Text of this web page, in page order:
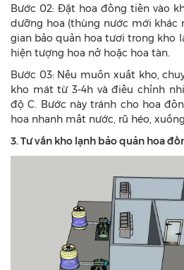
Bước 02: Đặt hoa đồng tiền vào
dưỡng hoa (thùng nước mới khác
gian bảo quản hoa tươi trong kho
hiện tượng hoa nở hoặc hoa tàn.
Bước 03: Nếu muốn xuất kho,
kho mát từ 3-4h và điều chỉnh
độ C. Bước này tránh cho hoa
hoa nhanh mất nước, rũ héo,
3. Tư vấn kho lạnh bảo quản hoa